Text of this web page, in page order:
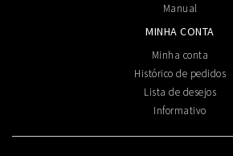
Manual
MINHA CONTA
Minha conta
Histórico de pedidos
Lista de desejos
Informativo